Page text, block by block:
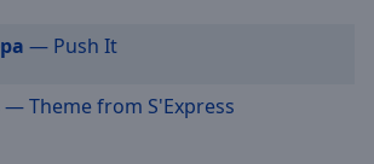
— Push It
— Theme from S'Express